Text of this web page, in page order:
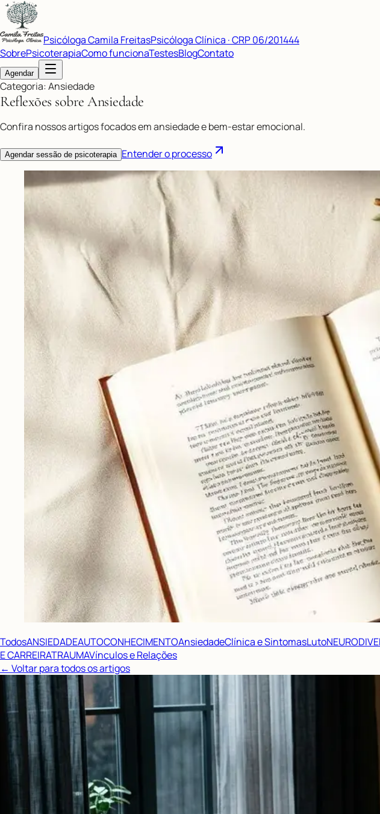
Psicóloga Camila FreitasPsicóloga Clínica · CRP 06/201444
SobrePsicoterapiaComo funcionaTestesBlogContato
Agendar
Categoria: Ansiedade
Reflexões sobreAnsiedade
Confira nossos artigos focados em ansiedade e bem-estar emocional.
Agendar sessão de psicoterapia Entender o processo
TodosANSIEDADEAUTOCONHECIMENTOAnsiedadeClínica e SintomasLuto
E CARREIRATRAUMAVínculos e Relações
← Voltar para todos os artigos